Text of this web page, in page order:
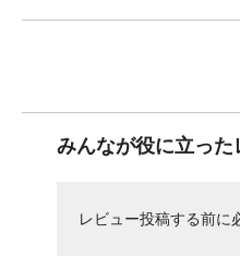
みんなが役に立った
レビュー投稿する前に